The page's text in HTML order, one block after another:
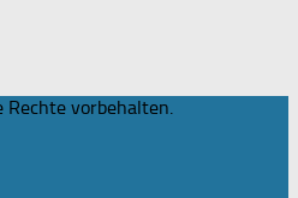
Rechte vorbehalten.